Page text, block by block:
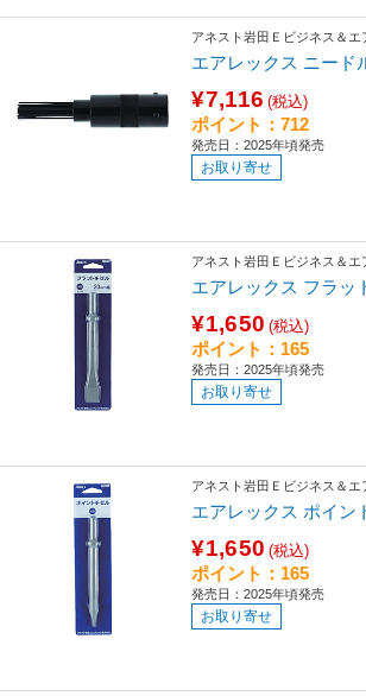
アネスト岩田Ｅビジネス＆エ
エアレックス ニード
¥7,116 (税込)
ポイント：712
発売日：2025年頃発売
お取り寄せ
アネスト岩田Ｅビジネス＆エ
エアレックス フラッ
¥1,650 (税込)
ポイント：165
発売日：2025年頃発売
お取り寄せ
アネスト岩田Ｅビジネス＆エ
エアレックス ポイン
¥1,650 (税込)
ポイント：165
発売日：2025年頃発売
お取り寄せ